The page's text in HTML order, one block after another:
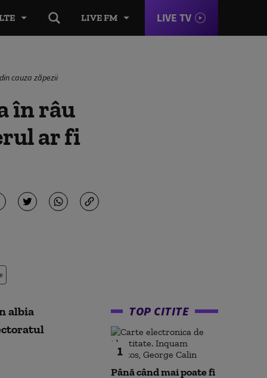
LIVE FM LIVE TV
cauza zăpezii
în râu
ar fi
albia
TOP CITITE
1
Până când mai poate fi